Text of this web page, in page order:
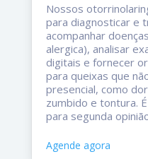
Nossos
para diagnosticar e
acompanhar
alergica), analisar
digitais e fornecer
para queixas que
presencial, como
zumbido e tontura.
para segunda
Agende agora